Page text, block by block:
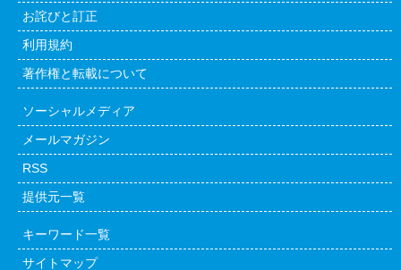
お詫びと訂正
利用規約
著作権と転載について
ソーシャルメディア
メールマガジン
RSS
提供元一覧
キーワード一覧
サイトマップ